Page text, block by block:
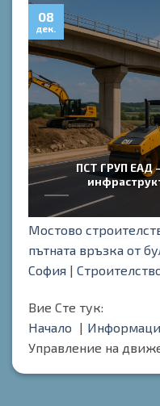
ПСТ ГРУП ЕАД
08
дек.
Мостово
пътната връзка от
София|
Вие Сте тук:
Начало
Управление на